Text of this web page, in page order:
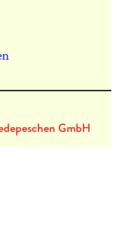
GmbH